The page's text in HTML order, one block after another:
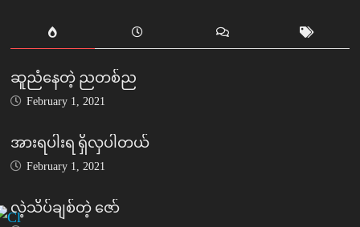
ဆူညံနေတဲ့ ညတစ်ည
February 1, 2021
အားရပါးရ ရှိလှပါတယ်
February 1, 2021
လဲ့သိပ်ချစ်တဲ့ ဇော်